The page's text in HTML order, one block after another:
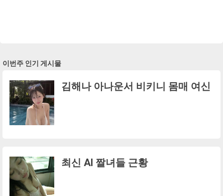
이번주 인기 게시물
김해나 아나운서 비키니 몸매 여신
최신 AI 짤녀들 근황